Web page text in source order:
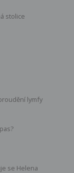
stolice
lymfy
se Helena